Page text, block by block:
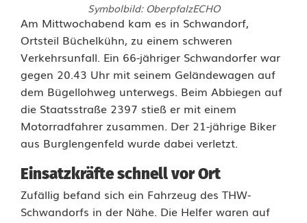
Symbolbild: OberpfalzECHO
T
H
W
r
e
t
e
Am Mittwochabend kam es in Schwandorf,
Ortsteil Büchelkühn, zu einem schweren
Verkehrsunfall. Ein 66-jähriger Schwandorfer war
gegen 20.43 Uhr mit seinem Geländewagen auf
dem Bügellohweg unterwegs. Beim Abbiegen auf
die Staatsstraße 2397 stieß er mit einem
Motorradfahrer zusammen. Der 21-jährige Biker
aus Burglengenfeld wurde dabei verletzt.
Einsatzkräfte schnell vor Ort
Zufällig befand sich ein Fahrzeug des THW-
Schwandorfs in der Nähe. Die Helfer waren auf